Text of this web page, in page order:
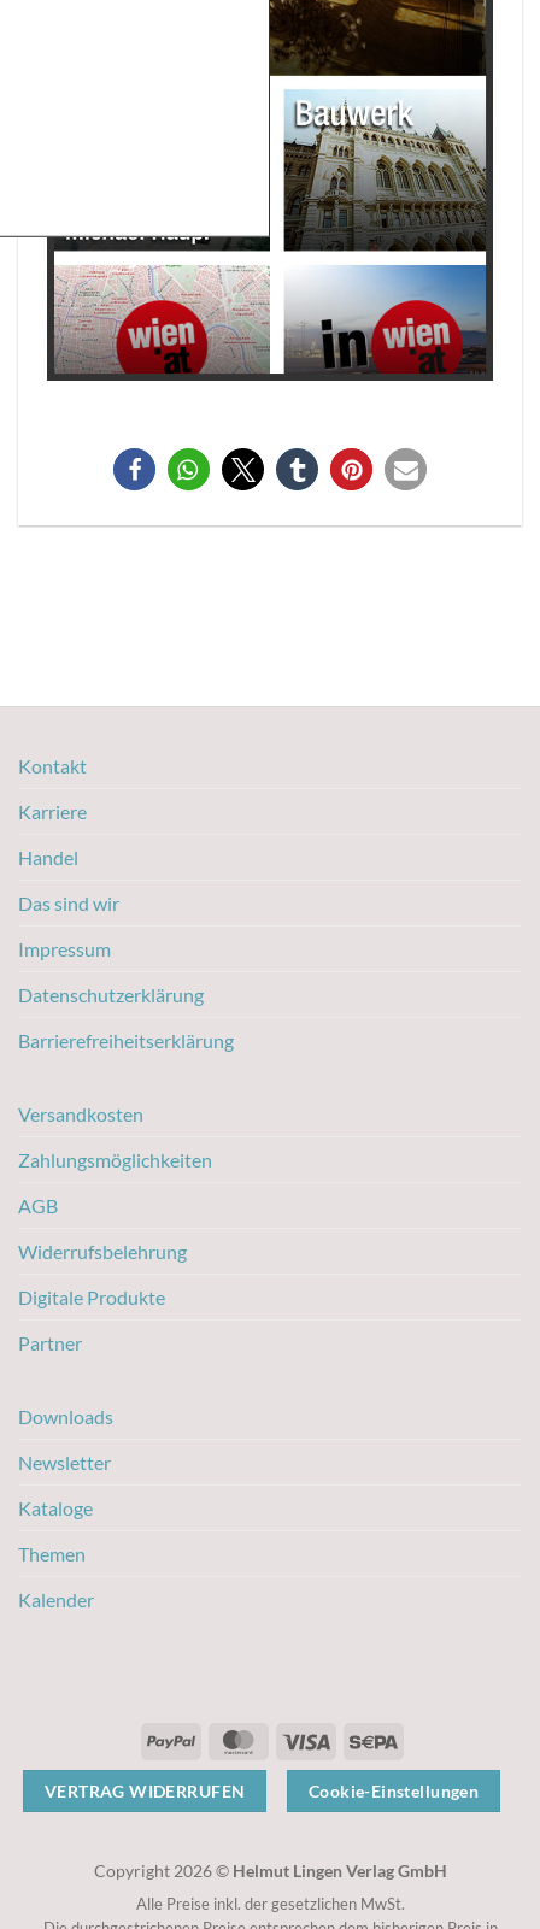
Kontakt
Karriere
Handel
Das sind wir
Impressum
Datenschutzerklärung
Barrierefreiheitserklärung
Versandkosten
Zahlungsmöglichkeiten
AGB
Widerrufsbelehrung
Digitale Produkte
Partner
Downloads
Newsletter
Kataloge
Themen
Kalender
PayPal MasterCard
Visa Sepa
VERTRAG WIDERRUFEN Cookie-Einstellungen
Copyright 2026 © Helmut Lingen Verlag GmbH
Alle Preise inkl. der gesetzlichen MwSt.